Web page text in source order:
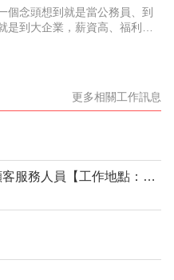
個念頭想到就是當公務員、到
是到大企業，薪資高、福利
更多相關工作訊息
2026年百貨新鮮人徵才活動-顧客服務人員【工作地點：台北地區】